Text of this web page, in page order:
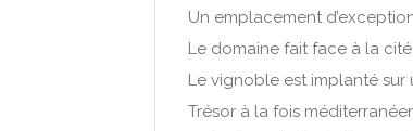
Un emplacement
Le domaine fait face à la
Le vignoble est implanté sur
Trésor à la fois